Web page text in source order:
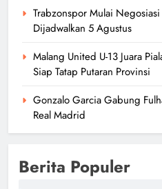
Trabzonspor Mulai
Dijadwalkan 5 Agustus
Malang United U-13 Juara
Siap Tatap Putaran Provinsi
Gonzalo Garcia Gabung
Real Madrid
Berita Populer